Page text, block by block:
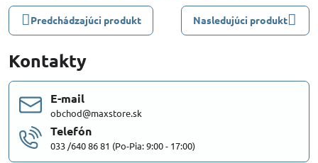
Predchádzajúci produkt Nasledujúci produkt
Kontakty
E-mail
obchod@maxstore.sk
Telefón
033 /640 86 81 (Po-Pia: 9:00 - 17:00)